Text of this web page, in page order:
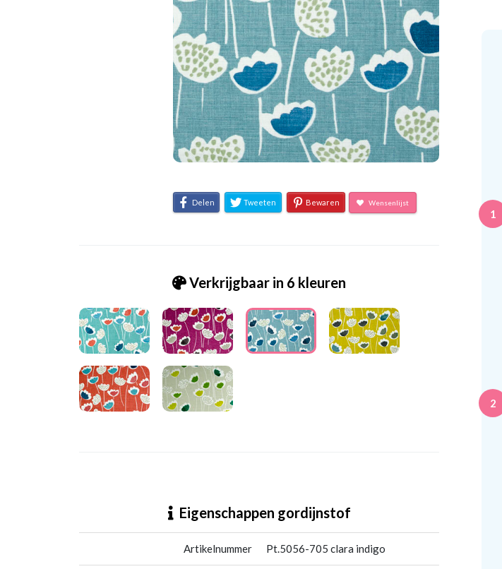
Delen Tweeten Bewaren Wensenlijst
Verkrijgbaar in 6 kleuren
Eigenschappen gordijnstof
Artikelnummer Pt.5056-705 clara indigo
1
2